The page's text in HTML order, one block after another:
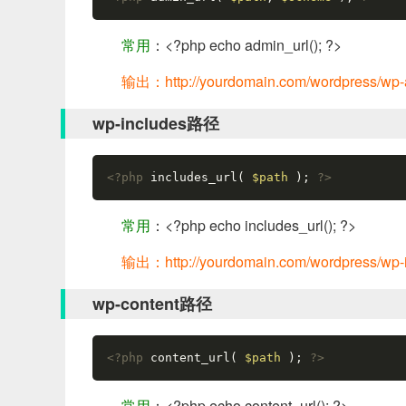
常用 ：<?php echo admin_url(); ?>
输出：http://yourdomain.com/wordpress/
wp-includes路径
<?php includes_url( $path ); ?>
常用 ：<?php echo includes_url(); ?>
输出：http://yourdomain.com/wordpress/
wp-content路径
<?php content_url( $path ); ?>